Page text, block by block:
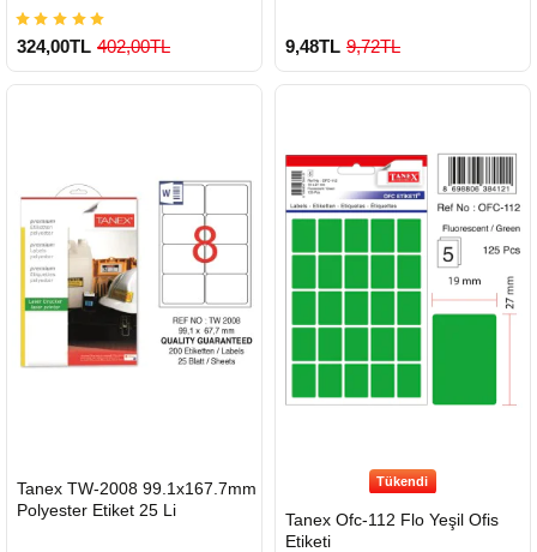
900 TL Üzeri Kargo Ücretsiz
324,00TL 402,00TL 9,48TL 9,72TL
GÖNDERİ
Tanex TW-2008 99.1x167.7mm
Polyester Etiket 25 Li
Tükendi
Tanex Ofc-112 Flo Yeşil Ofis
Etiketi